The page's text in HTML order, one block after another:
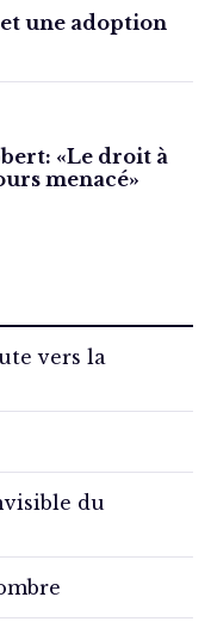
une adoption
«Le droit à
menacé»
vers la
du